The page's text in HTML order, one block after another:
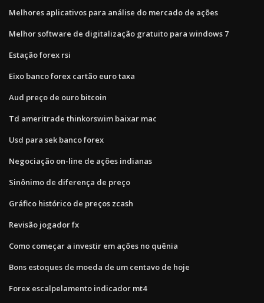
Melhores aplicativos para análise do mercado de ações
Melhor software de digitalização gratuito para windows 7
Estação forex rsi
Eixo banco forex cartão euro taxa
Aud preço de ouro bitcoin
Td ameritrade thinkorswim baixar mac
Usd para sek banco forex
Negociação on-line de ações indianas
Sinônimo de diferença de preço
Gráfico histórico de preços zcash
Revisão jogador fx
Como começar a investir em ações no quênia
Bons estoques de moeda de um centavo de hoje
Forex escalpelamento indicador mt4